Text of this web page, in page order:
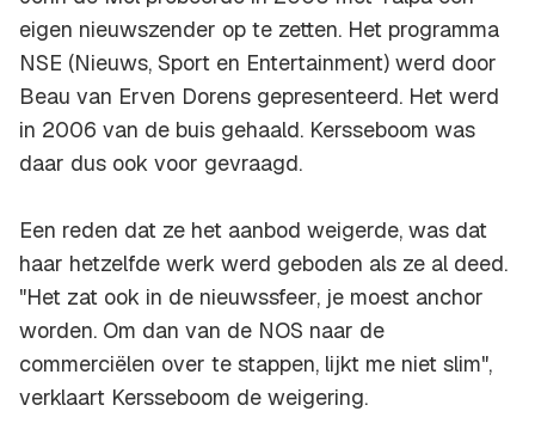
eigen nieuwszender op te zetten. Het programma
NSE (Nieuws, Sport en Entertainment) werd door
Beau van Erven Dorens gepresenteerd. Het werd
in 2006 van de buis gehaald. Kersseboom was
daar dus ook voor gevraagd.
Een reden dat ze het aanbod weigerde, was dat
haar hetzelfde werk werd geboden als ze al deed.
"Het zat ook in de nieuwssfeer, je moest anchor
worden. Om dan van de NOS naar de
commerciëlen over te stappen, lijkt me niet slim",
verklaart Kersseboom de weigering.